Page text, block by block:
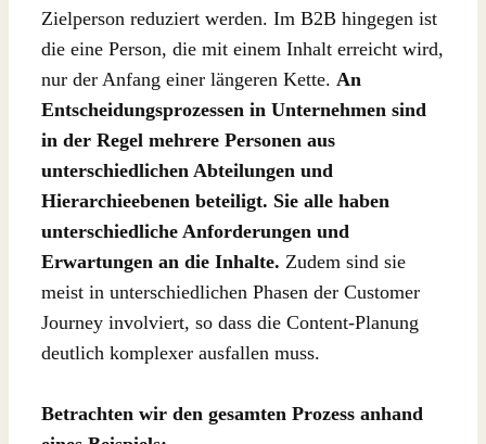
Zielperson reduziert werden. Im B2B hingegen ist
die eine Person, die mit einem Inhalt erreicht wird,
nur der Anfang einer längeren Kette. An
Entscheidungsprozessen in Unternehmen sind
in der Regel mehrere Personen aus
unterschiedlichen Abteilungen und
Hierarchieebenen beteiligt. Sie alle haben
unterschiedliche Anforderungen und
Erwartungen an die Inhalte. Zudem sind sie
meist in unterschiedlichen Phasen der Customer
Journey involviert, so dass die Content-Planung
deutlich komplexer ausfallen muss.
Betrachten wir den gesamten Prozess anhand